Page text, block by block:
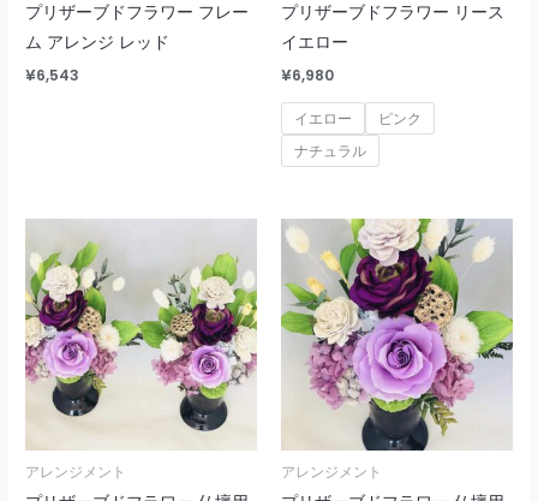
プリザーブドフラワー フレー
ム アレンジ レッド
¥6,543
プリザーブドフラワー リース
イエロー
¥6,980
イエロー
ピンク
ナチュラル
アレンジメント アレンジメント